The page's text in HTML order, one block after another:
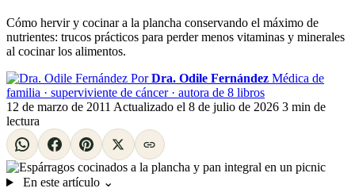
Cómo hervir y cocinar a la plancha conservando el máximo de
nutrientes: trucos prácticos para perder menos vitaminas y minerales
al cocinar los alimentos.
Por Dra. Odile Fernández Médica de
familia · superviviente de cáncer · autora de 8 libros
12 de marzo de 2011 Actualizado el 8 de julio de 2026 3 min de
lectura
En este artículo ⌄